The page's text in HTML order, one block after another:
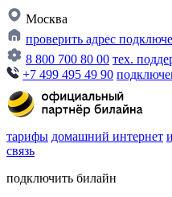
Москва
проверить адрес
8 800 700 80 00 тех.
+7 499 495 49 90
тарифы домашний интернет
связь
подключить билайн